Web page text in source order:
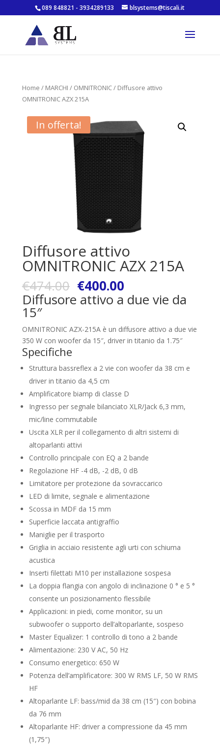
089 848821 - 3934289133 blsystems@tiscali.it
Home / MARCHI / OMNITRONIC/ Diffusore attivo
OMNITRONIC AZX 215A
In offerta!
Diffusore attivo
OMNITRONIC AZX 215A
€474.00 €400.00
Diffusore attivo a due vie da
15″
OMNITRONIC AZX-215A è un diffusore attivo a due vie
350 W con woofer da 15″, driver in titanio da 1.75″
Specifiche
Struttura bassreflex a 2 vie con woofer da 38 cm e
driver in titanio da 4,5 cm
Amplificatore biamp di classe D
Ingresso per segnale bilanciato XLR/Jack 6,3 mm,
mic/line commutabile
Uscita XLR per il collegamento di altri sistemi di
altoparlanti attivi
Controllo principale con EQ a 2 bande
Regolazione HF -4 dB, -2 dB, 0 dB
Limitatore per protezione da sovraccarico
LED di limite, segnale e alimentazione
Scossa in MDF da 15 mm
Superficie laccata antigraffio
Maniglie per il trasporto
Griglia in acciaio resistente agli urti con schiuma
acustica
Inserti filettati M10 per installazione sospesa
La doppia flangia con angolo di inclinazione 0 ° e 5 °
consente un posizionamento flessibile
Applicazioni: in piedi, come monitor, su un
subwoofer o supporto dell’altoparlante, sospeso
Master Equalizer: 1 controllo di tono a 2 bande
Alimentazione: 230 V AC, 50 Hz
Consumo energetico: 650 W
Potenza dell’amplificatore: 300 W RMS LF, 50 W RMS
HF
Altoparlante LF: bass/mid da 38 cm (15″) con bobina
da 76 mm
Altoparlante HF: driver a compressione da 45 mm
(1,75″)